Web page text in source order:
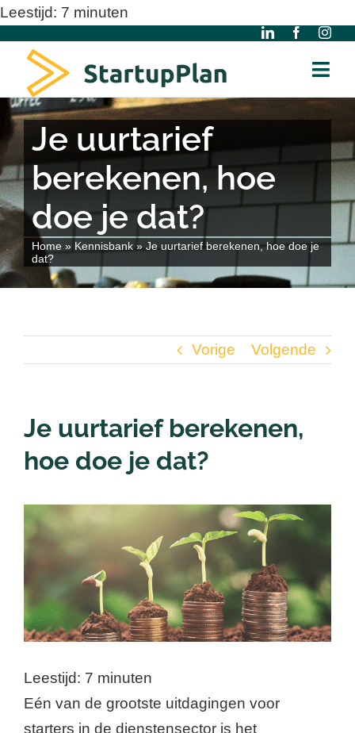
Ga
inhoud
Leestijd: 7 minuten
Home
Over ons
Kennisbank
Nieuwsbrief
Je uurtarief
berekenen, hoe
doe je dat?
Home » Kennisbank » Je uurtarief berekenen, hoe doe je
dat?
Vorige Volgende
Je uurtarief berekenen,
hoe doe je dat?
Bekijk
grotere
afbeelding
Leestijd: 7 minuten
Eén van de grootste uitdagingen voor
starters in de dienstensector is het